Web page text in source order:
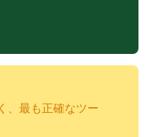
、最も正確なツー